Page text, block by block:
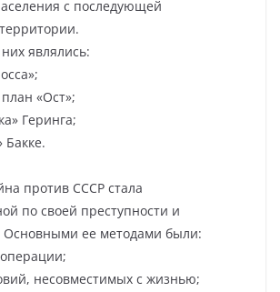
с последующей
являлись:
«Ост»;
Геринга;
Бакке.
против СССР стала
по своей преступности и
Основными ее методами были:
несовместимых с жизнью;